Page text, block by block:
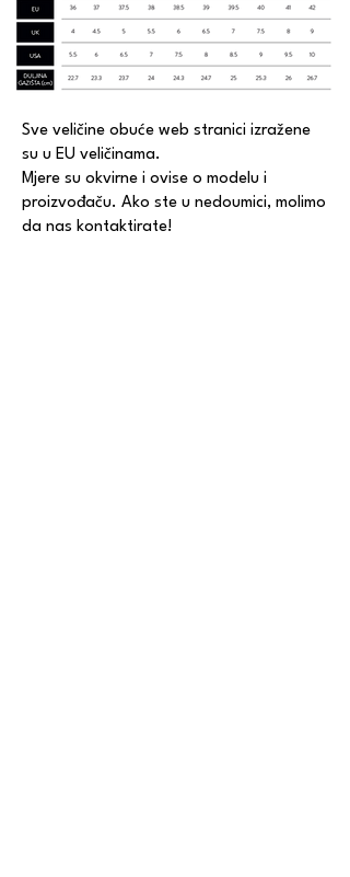
Sve veličine obuće web stranici izražene
su u EU veličinama.
Mjere su okvirne i ovise o modelu i
proizvođaču. Ako ste u nedoumici, molimo
da nas kontaktirate!